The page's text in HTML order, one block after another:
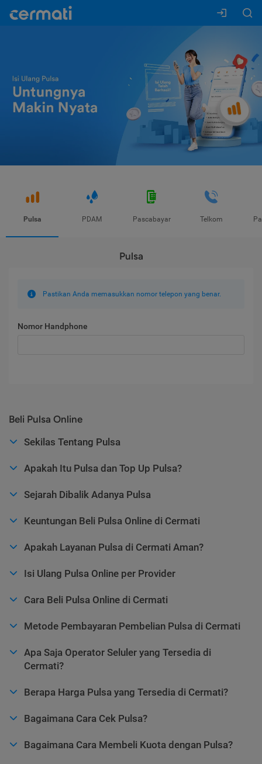
Pulsa PDAM Pascabayar Telkom
Pulsa
Pastikan Anda memasukkan nomor telepon yang benar.
Nomor Handphone
Beli Pulsa Online
Sekilas Tentang Pulsa
Apakah Itu Pulsa dan Top Up Pulsa?
Sejarah Dibalik Adanya Pulsa
Keuntungan Beli Pulsa Online di Cermati
Apakah Layanan Pulsa di Cermati Aman?
Isi Ulang Pulsa Online per Provider
Cara Beli Pulsa Online di Cermati
Metode Pembayaran Pembelian Pulsa di Cermati
Apa Saja Operator Seluler yang Tersedia di
Cermati?
Berapa Harga Pulsa yang Tersedia di Cermati?
Bagaimana Cara Cek Pulsa?
Bagaimana Cara Membeli Kuota dengan Pulsa?